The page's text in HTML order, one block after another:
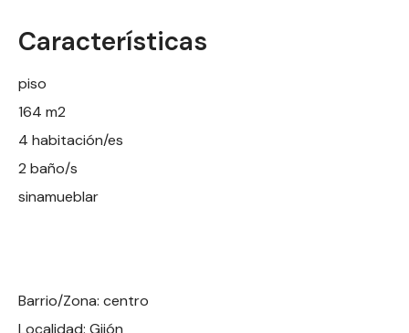
Características
piso
164 m2
4 habitación/es
2 baño/s
sinamueblar
Barrio/Zona: centro